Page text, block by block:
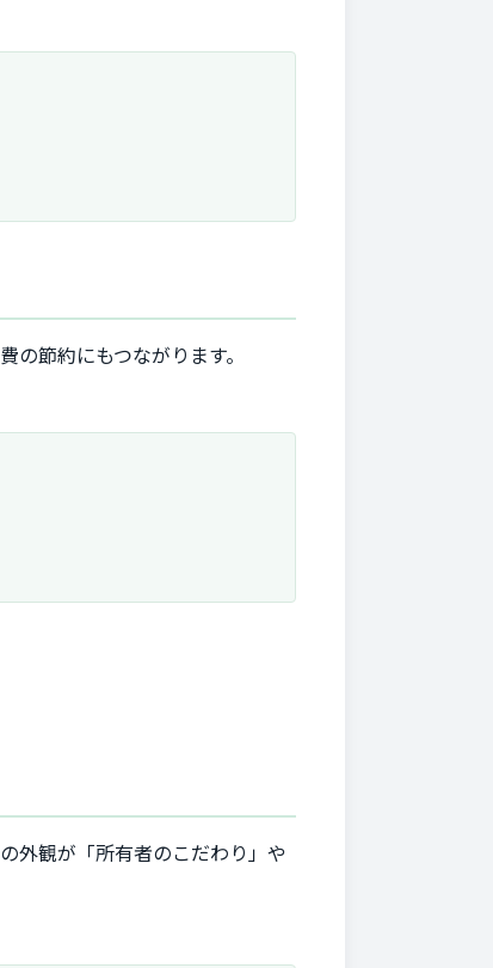
節約にもつながります。
外観が「所有者のこだわり」や